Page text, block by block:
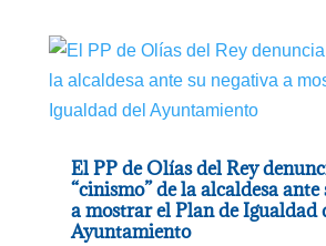
El PP de Olías del Rey
“cinismo” de la alcaldesa ante
a mostrar el Plan de Igualdad
Ayuntamiento